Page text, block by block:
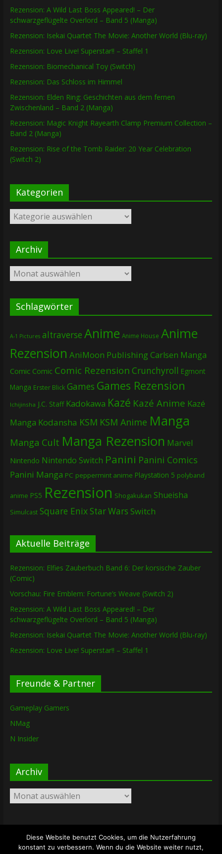
Rezension: A Wild Last Boss Appeared! – Der
schwarzgeflügelte Overlord – Band 5 (Manga)
Rezension: Isekai Quartet The Movie: Another World (Blu-ray)
Rezension: Love Live! Superstar!! – Staffel 1
Rezension: Biomechanical Toy (Switch)
Rezension: Das Schloss im Himmel
Rezension: Elden Ring: Geschichten aus dem fernen
Zwischenland – Band 2 (Manga)
Rezension: Magic Knight Rayearth Clamp Premium Collection –
Band 2 (Manga)
Rezension: Rise of the Tomb Raider: 20 Year Celebration
(Switch 2)
Kategorien
Kategorien
Archiv
Archiv
Schlagwörter
A-1 Pictures altraverse Anime Anime House Anime
Rezension AniMoon PublishingCarlsen Manga
Comic Comic Comic Rezension Crunchyroll Egmont
Manga Erster Blick Games Games Rezension
Ichijinsha J.C. Staff Kadokawa Kazé Kazé Anime Kazé
Manga Kodansha KSM KSM Anime Manga
Manga Cult Manga Rezension Marvel
Nintendo Nintendo Switch Panini Panini Comics
Panini Manga PC peppermint anime Playstation 5 polyband
anime PS5 Rezension Shogakukan Shueisha
Simulcast Square EnixStar Wars Switch
Aktuelle Beiträge
Rezension: Elfies Zauberbuch Band 6: Der korsische Zauber
(Comic)
Vorschau: Fire Emblem: Fortune’s Weave (Switch 2)
Rezension: A Wild Last Boss Appeared! – Der
schwarzgeflügelte Overlord – Band 5 (Manga)
Rezension: Isekai Quartet The Movie: Another World (Blu-ray)
Rezension: Love Live! Superstar!! – Staffel 1
Freunde & Partner
Gameplay Gamers
NMag
N Insider
Archiv
Archiv
Copyright © 2026The Lost Dungeon. Alle Rechte vorbehalten.
Diese Website benutzt Cookies, um die Nutzerfahrung
konstant zu verbessern. Wenn du die Website weiter nutzt,